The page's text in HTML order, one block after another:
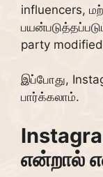
influencers,
party
இப்போது,
பார்க்கலாம்.
என்றால்